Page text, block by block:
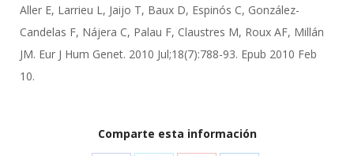
Aller E, Larrieu L, Jaijo T, Baux D, Espinós C, González-
Candelas F, Nájera C, Palau F, Claustres M, Roux AF, Millán
JM. Eur J Hum Genet. 2010 Jul;18(7):788-93. Epub 2010 Feb
10.
Comparte esta información